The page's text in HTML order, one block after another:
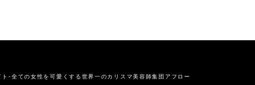
ト-全ての女性を可愛くする 世界一のカリスマ美容師集団アフロー